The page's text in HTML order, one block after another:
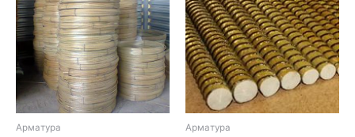
Арматура Арматура